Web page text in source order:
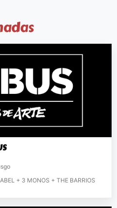
+ 3 MONOS + THE BARRIOS